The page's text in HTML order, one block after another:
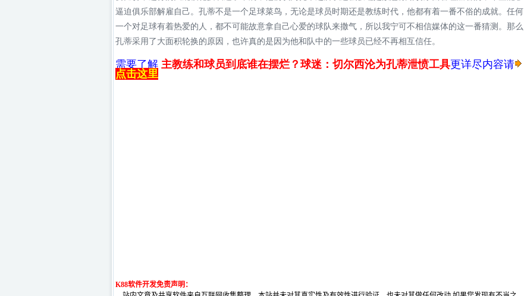
逼迫俱乐部解雇自己。孔蒂不是一个足球菜鸟，无论是球员时期还是教练时代，他都有着一番不俗的成就。任何
一个对足球有着热爱的人，都不可能故意拿自己心爱的球队来撒气，所以我宁可不相信媒体的这一番猜测。那么
孔蒂采用了大面积轮换的原因，也许真的是因为他和队中的一些球员已经不再相互信任。
需要了解主教练和球员到底谁在摆烂？球迷：切尔西沦为孔蒂泄愤工具更详尽内容请
点击这里